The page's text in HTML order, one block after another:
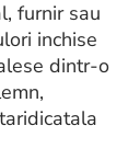
furnir sau
inchise
dintr-o